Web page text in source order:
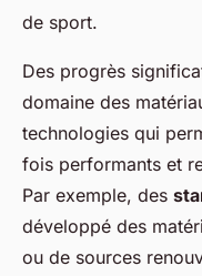
de sport.
Des progrès
domaine des
technologies qui
fois performants et
Par exemple, des
développé des
ou de sources